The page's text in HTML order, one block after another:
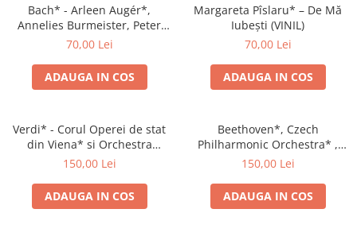
Viniluri Românești
Colecția Electrecord
Bach* - Arleen Augér*,
Annelies Burmeister, Peter
Schreier, Theo Adam,
Dresdner Philharmonie,
Martin Flämig –
70,00 Lei
ADAUGA IN COS
Margareta Pîslaru* – De Mă
Iubești (VINIL)
70,00 Lei
ADAUGA IN COS
Verdi* - Corul Operei de stat
din Viena* si Orchestra
Operei de stat din Viena*
Aida (VINIL)
150,00 Lei
ADAUGA IN COS
Beethoven*, Czech
Philharmonic Orchestra* ,
Conductor Paul Kletzki –
Egmont (VINIL)
150,00 Lei
ADAUGA IN COS